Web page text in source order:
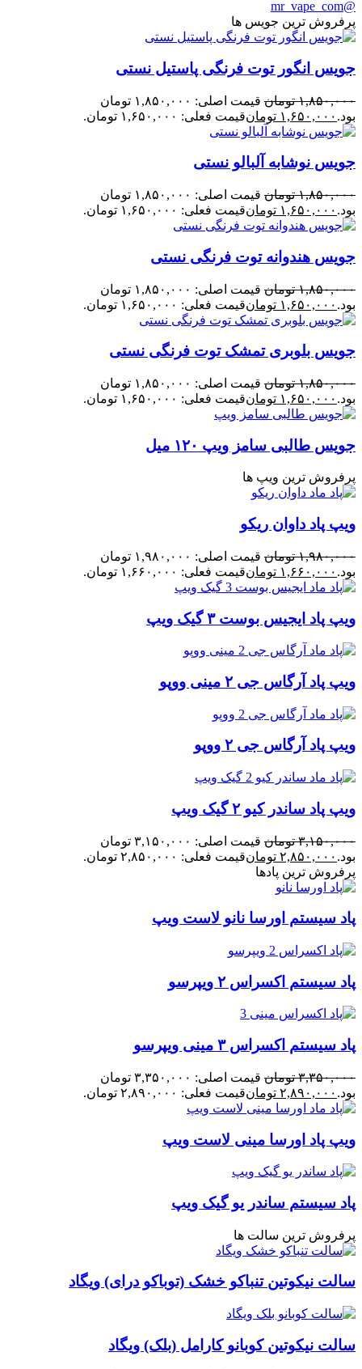
@mr_vape_com
پرفروش ترین جویس ها
جویس انگور توت فرنگی پاستیل نستی
۱,۸۵۰,۰۰۰ تومان
قیمت اصلی: ۱,۸۵۰,۰۰۰ تومان
بود. ۱,۶۵۰,۰۰۰ تومانقیمت فعلی: ۱,۶۵۰,۰۰۰ تومان.
جویس نوشابه آلبالو نستی
۱,۸۵۰,۰۰۰ تومان
قیمت اصلی: ۱,۸۵۰,۰۰۰ تومان
بود. ۱,۶۵۰,۰۰۰ تومانقیمت فعلی: ۱,۶۵۰,۰۰۰ تومان.
جویس هندوانه توت فرنگی نستی
۱,۸۵۰,۰۰۰ تومان
قیمت اصلی: ۱,۸۵۰,۰۰۰ تومان
بود. ۱,۶۵۰,۰۰۰ تومانقیمت فعلی: ۱,۶۵۰,۰۰۰ تومان.
جویس بلوبری تمشک توت فرنگی نستی
۱,۸۵۰,۰۰۰ تومان
قیمت اصلی: ۱,۸۵۰,۰۰۰ تومان
بود. ۱,۶۵۰,۰۰۰ تومانقیمت فعلی: ۱,۶۵۰,۰۰۰ تومان.
جویس طالبی سامز ویپ ۱۲۰ میل
پرفروش ترین ویپ ها
ویپ پاد داوان ریکو
۱,۹۸۰,۰۰۰ تومان
قیمت اصلی: ۱,۹۸۰,۰۰۰ تومان
بود. ۱,۶۶۰,۰۰۰ تومانقیمت فعلی: ۱,۶۶۰,۰۰۰ تومان.
ویپ پاد ایجیس بوست ۳ گیک ویپ
ویپ پاد آرگاس جی ۲ مینی ووپو
ویپ پاد آرگاس جی ۲ ووپو
ویپ پاد ساندر کیو ۲ گیک ویپ
۳,۱۵۰,۰۰۰ تومان
قیمت اصلی: ۳,۱۵۰,۰۰۰ تومان
بود. ۲,۸۵۰,۰۰۰ تومانقیمت فعلی: ۲,۸۵۰,۰۰۰ تومان.
پرفروش ترین پادها
پاد سیستم اورسا نانو لاست ویپ
پاد سیستم اکسراس ۲ ویپرسو
پاد سیستم اکسراس ۳ مینی ویپرسو
۳,۳۵۰,۰۰۰ تومان
قیمت اصلی: ۳,۳۵۰,۰۰۰ تومان
بود. ۲,۸۹۰,۰۰۰ تومانقیمت فعلی: ۲,۸۹۰,۰۰۰ تومان.
ویپ پاد اورسا مینی لاست ویپ
پاد سیستم ساندر یو گیک ویپ
پرفروش ترین سالت ها
سالت نیکوتین تنباکو خشک (توباکو درای) ویگاد
سالت نیکوتین کوبانو کارامل (بلک) ویگاد